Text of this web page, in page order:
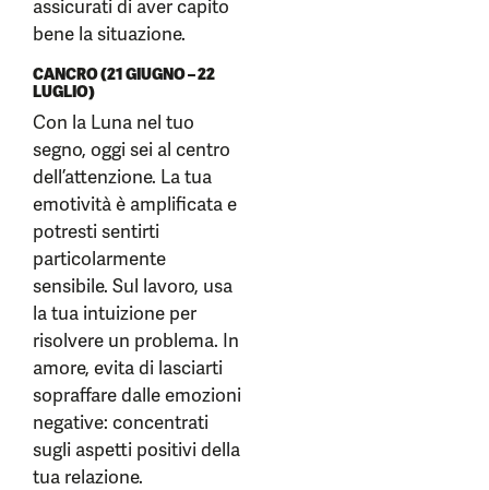
assicurati di aver capito
bene la situazione.
CANCRO (21 GIUGNO – 22
LUGLIO)
Con la Luna nel tuo
segno, oggi sei al centro
dell’attenzione. La tua
emotività è amplificata e
potresti sentirti
particolarmente
sensibile. Sul lavoro, usa
la tua intuizione per
risolvere un problema. In
amore, evita di lasciarti
sopraffare dalle emozioni
negative: concentrati
sugli aspetti positivi della
tua relazione.